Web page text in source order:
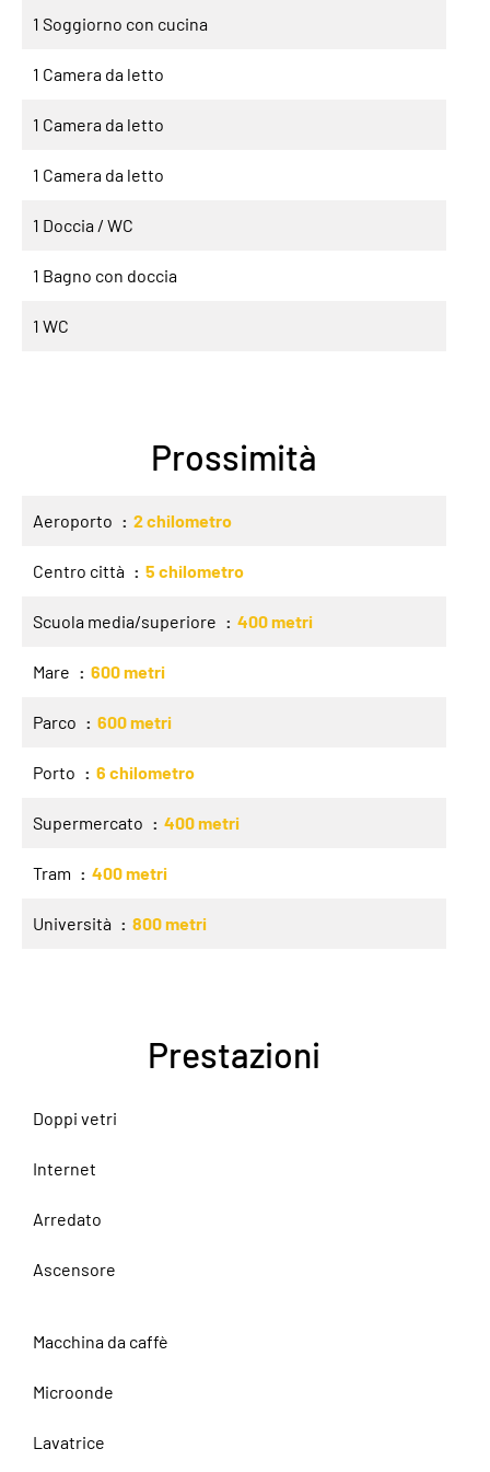
1 Soggiorno con cucina
1 Camera da letto
1 Camera da letto
1 Camera da letto
1 Doccia / WC
1 Bagno con doccia
1 WC
Prossimità
Aeroporto 2 chilometro
Centro città 5 chilometro
Scuola media/superiore 400 metri
Mare 600 metri
Parco 600 metri
Porto 6 chilometro
Supermercato 400 metri
Tram 400 metri
Università 800 metri
Prestazioni
Doppi vetri
Internet
Arredato
Ascensore
Macchina da caffè
Microonde
Lavatrice